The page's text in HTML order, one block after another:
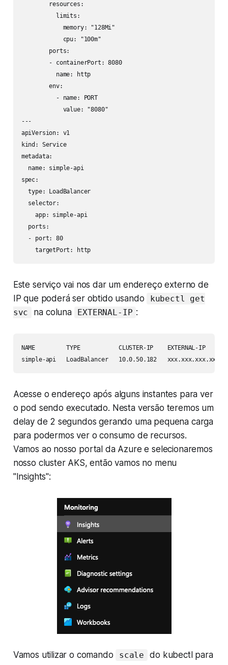
        resources:
          limits:
            memory: "128Mi"
            cpu: "100m"
        ports:
        - containerPort: 8080
          name: http
        env:
          - name: PORT
            value: "8080"
---
apiVersion: v1
kind: Service
metadata:
  name: simple-api
spec:
  type: LoadBalancer
  selector:
    app: simple-api
  ports:
  - port: 80
    targetPort: http
Este serviço vai nos dar um endereço externo de
IP que poderá ser obtido usando
kubectl get
svc
na coluna EXTERNAL-IP :
NAME         TYPE           CLUSTER-IP    EXTERNAL-
simple-api   LoadBalancer   10.0.50.182   xxx.xxx.xxx.xxx
Acesse o endereço após alguns instantes para ver
o pod sendo executado. Nesta versão teremos um
delay de 2 segundos gerando uma pequena carga
para podermos ver o consumo de recursos.
Vamos ao nosso portal da Azure e selecionaremos
nosso cluster AKS, então vamos no menu
"Insights":
Vamos utilizar o comando scale
do kubectl para